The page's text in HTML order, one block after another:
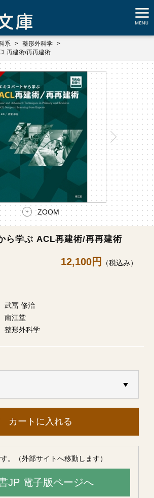
系
整形外科学
再建術/再再建術
ZOOM
ら学ぶ ACL再建術/再再建術
12,100円 （税込み）
武冨 修治
南江堂
整形外科学
カートに入れる
。（外部サイトへ移動します）
JP 電子版ページへ